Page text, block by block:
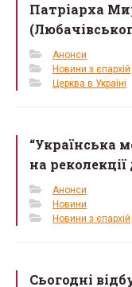
Патріарха
Анонси
Новини з єпархій
Церква в Україні
“Українська
на
Анонси
Новини
Новини з єпархій
Сьогодні